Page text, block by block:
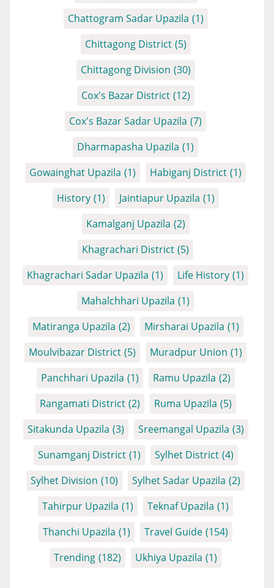
Chattogram Sadar Upazila (1)
Chittagong District (5)
Chittagong Division (30)
Cox's Bazar District (12)
Cox's Bazar Sadar Upazila (7)
Dharmapasha Upazila (1)
Gowainghat Upazila (1) Habiganj District (1)
History (1) Jaintiapur Upazila (1)
Kamalganj Upazila (2)
Khagrachari District (5)
Khagrachari Sadar Upazila (1) Life History (1)
Mahalchhari Upazila (1)
Matiranga Upazila (2) Mirsharai Upazila (1)
Moulvibazar District (5) Muradpur Union (1)
Panchhari Upazila (1) Ramu Upazila (2)
Rangamati District (2) Ruma Upazila (5)
Sitakunda Upazila (3) Sreemangal Upazila (3)
Sunamganj District (1) Sylhet District (4)
Sylhet Division (10) Sylhet Sadar Upazila (2)
Tahirpur Upazila (1) Teknaf Upazila (1)
Thanchi Upazila (1) Travel Guide (154)
Trending (182) Ukhiya Upazila (1)